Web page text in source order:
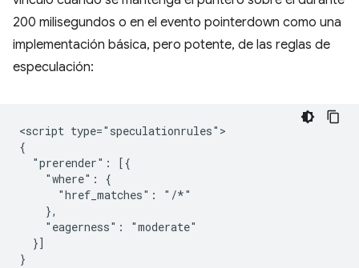
200 milisegundos o en el evento pointerdown como una
implementación básica, pero potente, de las reglas de
especulación:
<script type="speculationrules">
{
  "prerender": [{
    "where": {
      "href_matches": "/*"
    },
    "eagerness": "moderate"
  }]
}